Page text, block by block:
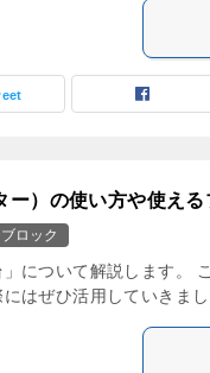
ー）の使い方や使え
ブロック
について解説します。
はぜひ活用していきまし